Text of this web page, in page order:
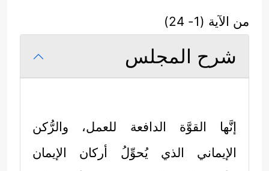
من الآية (1- 24)
شرح المجلس
إنَّها القوَّة الدافعة للعمل، والرُّكن
الإيماني الذي يُحوِّلُ أركان الإيمان